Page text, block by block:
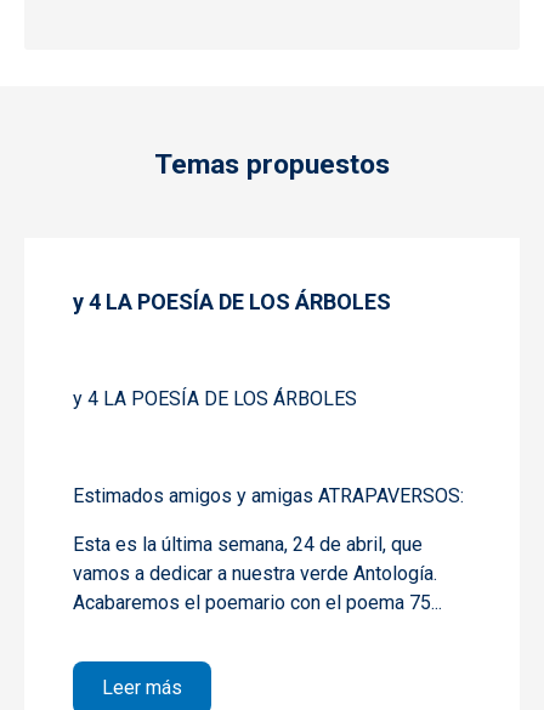
Temas propuestos
y 4 LA POESÍA DE LOS ÁRBOLES
y 4 LA POESÍA DE LOS ÁRBOLES
Estimados amigos y amigas ATRAPAVERSOS:
Esta es la última semana, 24 de abril, que
vamos a dedicar a nuestra verde Antología.
Acabaremos el poemario con el poema 75...
Leer más